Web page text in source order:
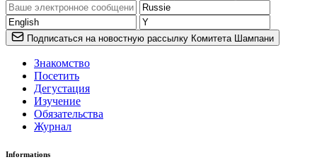
Подписаться на новостную рассылку Комитета Шампани
Знакомство
Посетить
Дегустация
Изучение
Обязательства
Журнал
Informations